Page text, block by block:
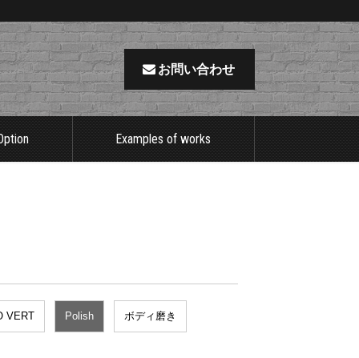
お問い合わせ
Examples of works
VERT Polish ボディ磨き